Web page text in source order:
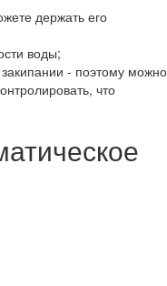
держать его
воды;
- поэтому можно
что